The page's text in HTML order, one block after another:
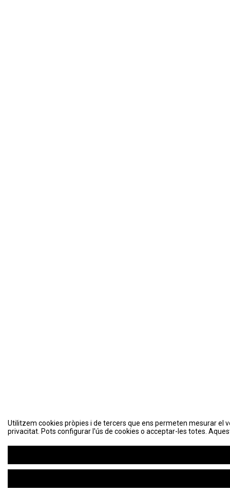
Utilitzem cookies pròpies i de tercers que ens permeten mesurar el
privacitat. Pots configurar l'ús de cookies o acceptar-les totes.
Utilitzem cookies pròpies i de tercers que ens permeten mesurar el
privacitat. Pots configurar l'ús de cookies o acceptar-les totes.